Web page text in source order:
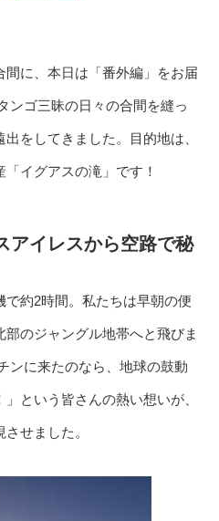
に、本日は「番外編」をお届
ンゴ三昧の日々の合間を縫っ
をしてきました。目的地は、
イグアスの滝」です！
アイレスから空路で秘
約2時間。私たちは早朝の便
のジャングル地帯へと飛びま
ンに来たのなら、地球の鼓動
という皆さんの熱い想いが、
せました。